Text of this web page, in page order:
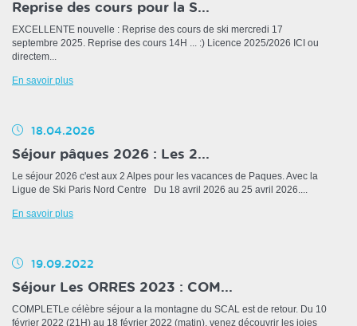
Reprise des cours pour la S...
EXCELLENTE nouvelle : Reprise des cours de ski mercredi 17
septembre 2025. Reprise des cours 14H ... :) Licence 2025/2026 ICI ou
directem...
En savoir plus
18.04.2026
Séjour pâques 2026 : Les 2...
Le séjour 2026 c'est aux 2 Alpes pour les vacances de Paques. Avec la
Ligue de Ski Paris Nord Centre Du 18 avril 2026 au 25 avril 2026....
En savoir plus
19.09.2022
Séjour Les ORRES 2023 : COM...
COMPLETLe célèbre séjour a la montagne du SCAL est de retour. Du 10
février 2022 (21H) au 18 février 2022 (matin), venez découvrir les joies